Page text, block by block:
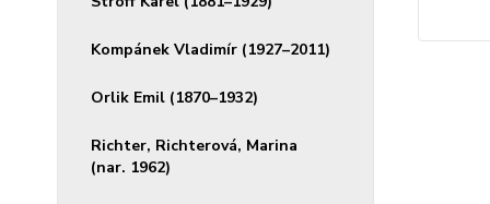
Kompánek Vladimír (1927–2011)
Orlik Emil (1870–1932)
Richter, Richterová, Marina
(nar. 1962)